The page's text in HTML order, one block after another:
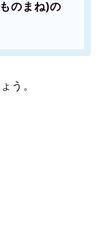
のまね)の
う。